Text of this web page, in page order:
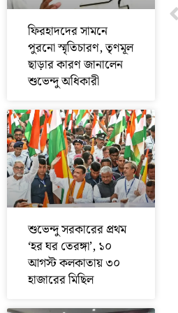
ফিরহাদদের সামনে
পুরনো স্মৃতিচারণ, তৃণমূল
ছাড়ার কারণ জানালেন
শুভেন্দু অধিকারী
শুভেন্দু সরকারের প্রথম
‘হর ঘর তেরঙ্গা’, ১০
আগস্ট কলকাতায় ৩০
হাজারের মিছিল